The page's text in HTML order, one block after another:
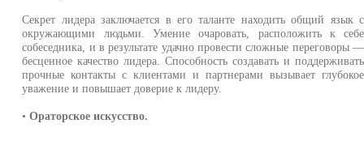
Секрет лидера заключается в его таланте находить общий язык с
окружающими людьми. Умение очаровать, расположить к себе
собеседника, и в результате удачно провести сложные переговоры —
бесценное качество лидера. Способность создавать и поддерживать
прочные контакты с клиентами и партнерами вызывает глубокое
уважение и повышает доверие к лидеру.
•Ораторское искусство.